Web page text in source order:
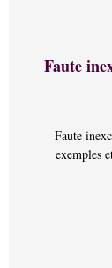
Faute
Faute
exemples